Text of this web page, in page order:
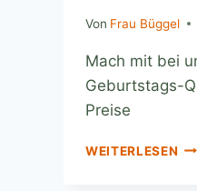
Von Frau Büggel
Mach mit bei
Geburtstags-
Preise
WEITERLESEN